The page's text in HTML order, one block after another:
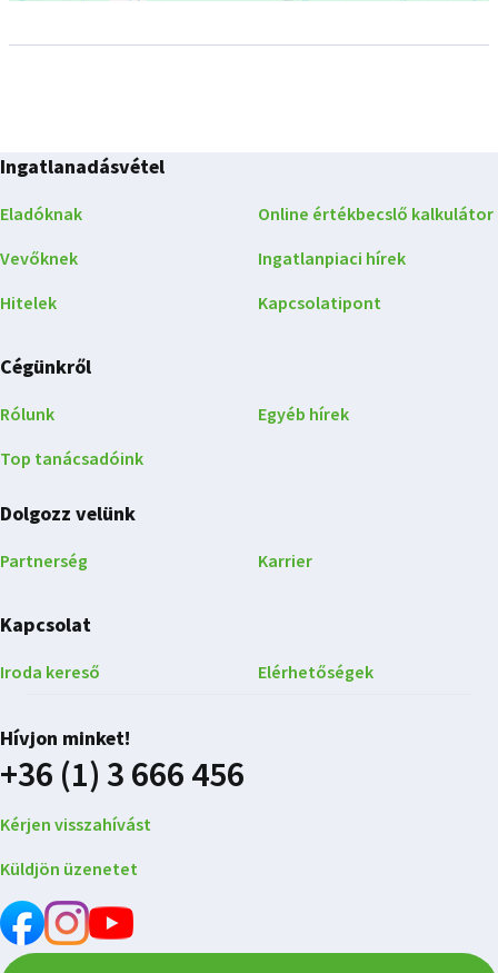
Ingatlanadásvétel
Eladóknak
Vevőknek
Hitelek
Online értékbecslő kalkulátor
Ingatlanpiaci hírek
Kapcsolatipont
Cégünkről
Rólunk
Top tanácsadóink
Egyéb hírek
Dolgozz velünk
Partnerség Karrier
Kapcsolat
Iroda kereső Elérhetőségek
Hívjon minket!
+36 (1) 3 666 456
Kérjen visszahívást
Küldjön üzenetet